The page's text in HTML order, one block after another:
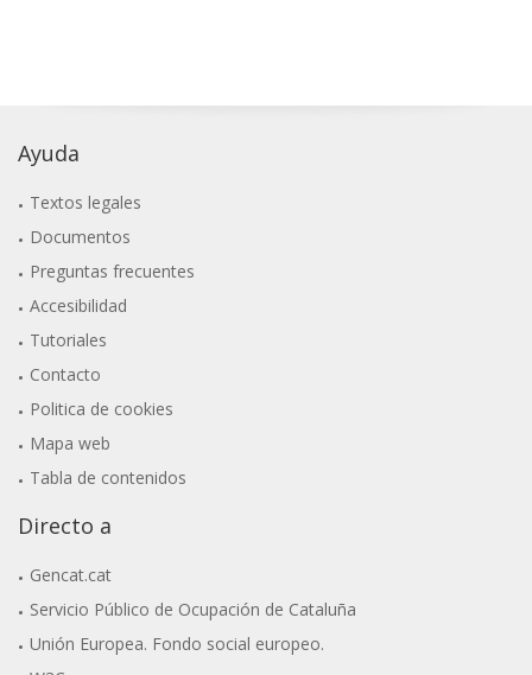
Ayuda
Textos legales
Documentos
Preguntas frecuentes
Accesibilidad
Tutoriales
Contacto
Politica de cookies
Mapa web
Tabla de contenidos
Directo a
Gencat.cat
Servicio Público de Ocupación de Cataluña
Unión Europea. Fondo social europeo.